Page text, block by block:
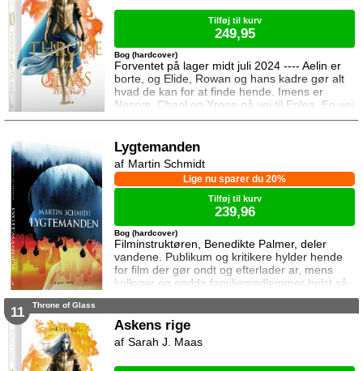
Forventet på lager midt juli 2024 ---- Aelin er
borte, og Elide, Rowan og hans kadre gør alt
hvad de kan for at finde hende. Imens er
Nesryn, Chaol og Yrene på vej til Erilea. En vej
der fører dem forbi Chaols barndomshjem
kæmper Aedion mod Erawans fremrykkende
styrker og sin vrede over den aftale Aelin og
Lysandra har indgået. Og Dorian og Manon
må vælge om de vil lede efte
Bog (hardcover)
Tilføj til kurv
249,95
Lygtemanden
Filminstruktøren, Benedikte Palmer, deler
vandene. Publikum og kritikere hylder hende
for film der gør ondt og efterlader ar, mens
kolleger og endda familiemedlemmer helst så
hende forsvinde. Under en rejse til Los
miste livet. Da efterforskningen fortsætter
hjemme i Danmark, sender FBI den
nyuddannede agent April Biggs for at assistere
Bog (hardcover)
Lige nu sparer du 20%
Martin Schmidt
Tilføj til kurv
239,96
11 Throne of Glass
Askens rige
Sarah J. Maas